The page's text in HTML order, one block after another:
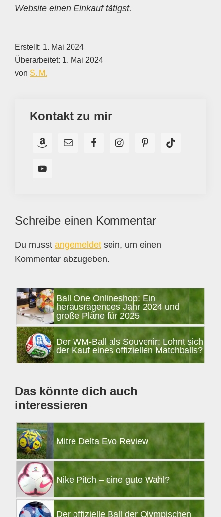
Website einen Einkauf tätigst.
Erstellt: 1. Mai 2024
Überarbeitet: 1. Mai 2024
von S. M.
Kontakt zu mir
Leser-
Interaktionen
Schreibe einen Kommentar
Du musst angemeldet sein, um einen
Kommentar abzugeben.
SeitenspalteBall One Onlineshop: Ein
herausragendes Jahr 2024 und
große Pläne für 2025
Der WM-Ball als Souvenir: Lohnt sich
der Kauf eines offiziellen Matchballs?
Das könnte dich auch
interessieren
Mitre Delta Evo Review
Nike Pitch – eine gute Wahl?
Der offizielle Ball der Olympischen